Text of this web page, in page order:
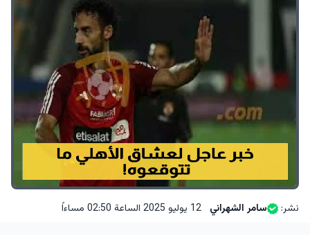
نشر: سامر الشهراني 12 يوليو 2025 الساعة 02:50 مساءاً